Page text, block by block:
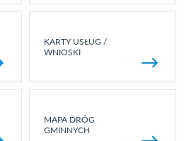
KARTY USŁUG /
WNIOSKI
MAPA DRÓG
GMINNYCH